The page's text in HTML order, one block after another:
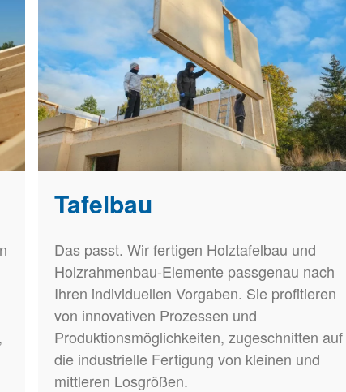
Tafelbau
Das passt. Wir fertigen Holztafelbau und
Holzrahmenbau-Elemente passgenau nach
Ihren individuellen Vorgaben. Sie profitieren
von innovativen Prozessen und
Produktionsmöglichkeiten, zugeschnitten auf
die industrielle Fertigung von kleinen und
mittleren Losgrößen.